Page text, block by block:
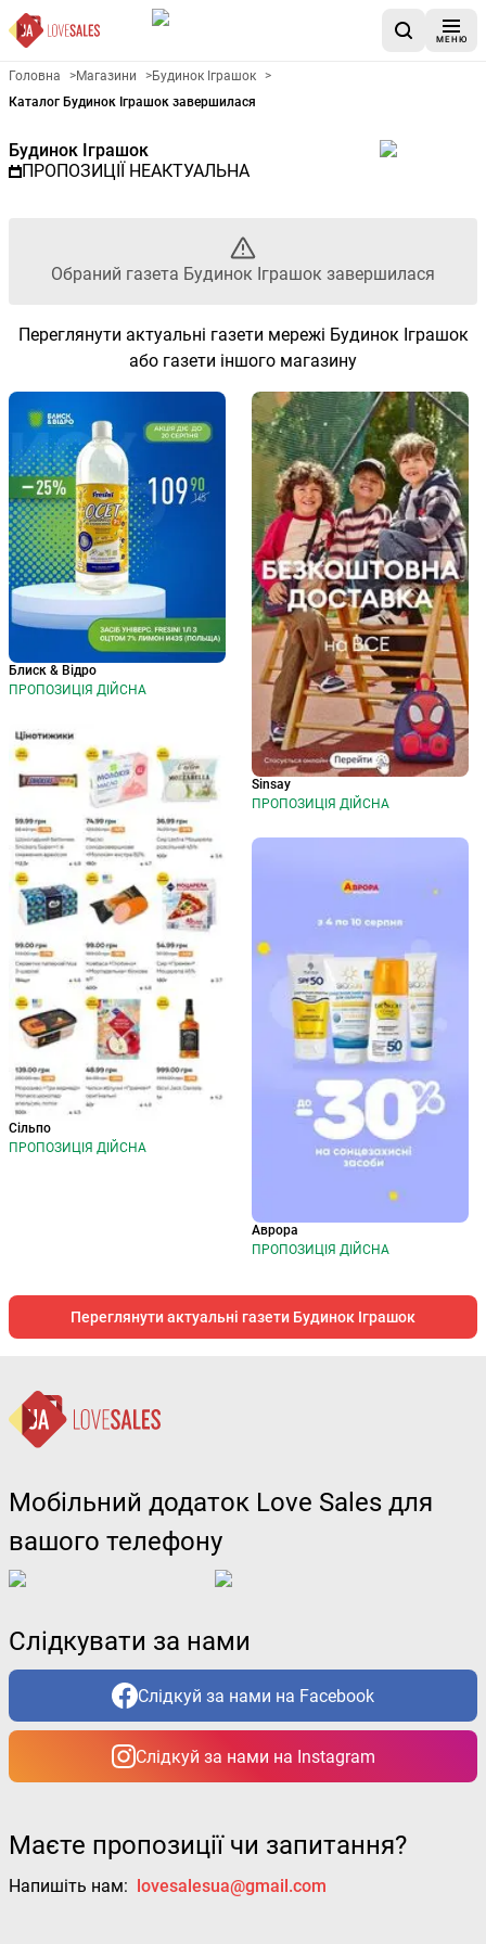
МЕНЮ
Рекламна газета Будинок
Головна >Магазини >Будинок Іграшок >
Каталог Будинок Іграшок завершилася
Будинок Іграшок
ПРОПОЗИЦІЇ НЕАКТУАЛЬНА
Обраний газета Будинок Іграшок завершилася
Переглянути актуальні газети мережі Будинок Іграшок
або газети іншого магазину
Блиск & Відро
ПРОПОЗИЦІЯ ДІЙСНА
Сільпо
ПРОПОЗИЦІЯ ДІЙСНА
Sinsay
ПРОПОЗИЦІЯ ДІЙСНА
Аврора
ПРОПОЗИЦІЯ ДІЙСНА
Переглянути актуальні газети Будинок Іграшок
Мобільний додаток Love Sales для
вашого телефону
Слідкувати за нами
Слідкуй за нами на Facebook
Слідкуй за нами на Instagram
Маєте пропозиції чи запитання?
Напишіть нам: lovesalesua@gmail.com